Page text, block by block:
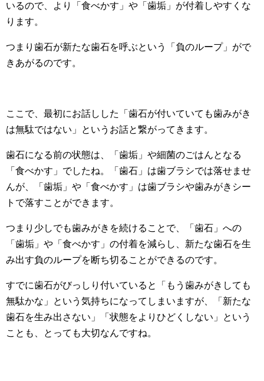
いるので、より「食べかす」や「歯垢」が付着しやすくな
ります。
つまり歯石が新たな歯石を呼ぶという「負のループ」がで
きあがるのです。
ここで、最初にお話しした「歯石が付いていても歯みがき
は無駄ではない」というお話と繋がってきます。
歯石になる前の状態は、「歯垢」や細菌のごはんとなる
「食べかす」でしたね。「歯石」は歯ブラシでは落せませ
んが、「歯垢」や「食べかす」は歯ブラシや歯みがきシー
トで落すことができます。
つまり少しでも歯みがきを続けることで、「歯石」への
「歯垢」や「食べかす」の付着を減らし、新たな歯石を生
み出す負のループを断ち切ることができるのです。
すでに歯石がびっしり付いていると「もう歯みがきしても
無駄かな」という気持ちになってしまいますが、「新たな
歯石を生み出さない」「状態をよりひどくしない」という
ことも、とっても大切なんですね。